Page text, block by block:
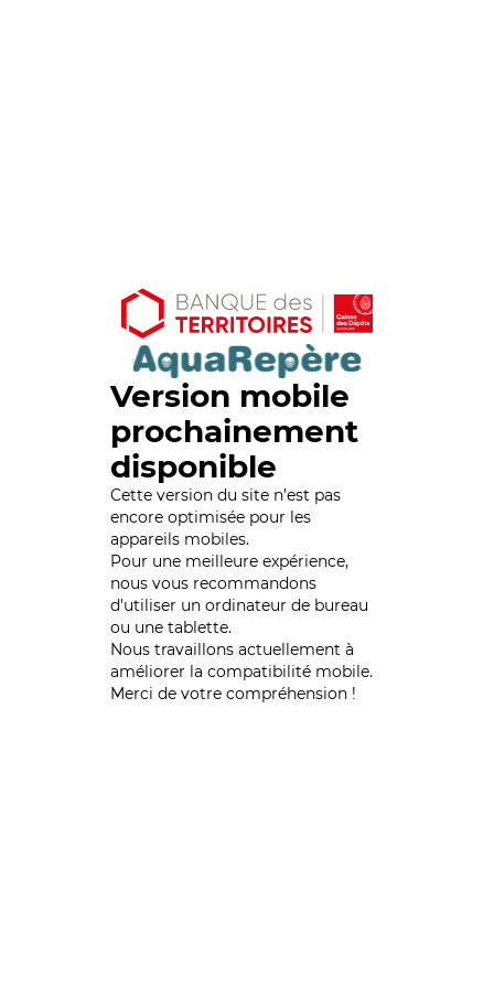
Version mobile
prochainement
disponible
Cette version du site n’est pas
encore optimisée pour les
appareils mobiles.
Pour une meilleure expérience,
nous vous recommandons
d'utiliser un ordinateur de bureau
ou une tablette.
Nous travaillons actuellement à
améliorer la compatibilité mobile.
Merci de votre compréhension !